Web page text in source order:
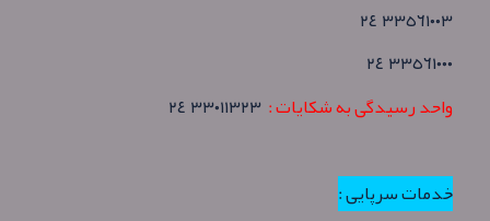
٣٣٥٦١٠٠٣ ٢٤
٣٣٥٦١٠٠٠ ٢٤
واحد رسیدگی به شکایات :
خدمات سرپایی :